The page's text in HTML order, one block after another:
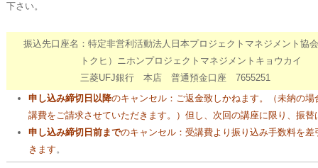
下さい。
振込先口座名：特定非営利活動法人日本プロジェクトマネジメント協
トクヒ）ニホンプロジェクトマネジメントキョウカイ
三菱UFJ銀行 本店 普通預金口座 7655251
申し込み締切日以降のキャンセル：ご返金致しかねます。（未納の
講費をご請求させていただきます。）但し、次回の講座に限り、振
申し込み締切日前までのキャンセル：受講費より振り込み手数料を
きます。